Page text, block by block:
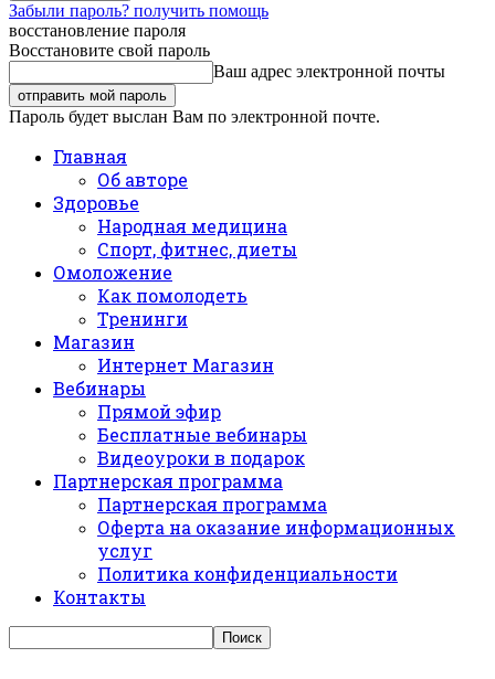
Забыли пароль? получить помощь
восстановление пароля
Восстановите свой пароль
Ваш адрес электронной почты
Пароль будет выслан Вам по электронной почте.
Главная
Об авторе
Здоровье
Народная медицина
Спорт, фитнес, диеты
Омоложение
Как помолодеть
Тренинги
Магазин
Интернет Магазин
Вебинары
Прямой эфир
Бесплатные вебинары
Видеоуроки в подарок
Партнерская программа
Партнерская программа
Оферта на оказание информационных
услуг
Политика конфиденциальности
Контакты